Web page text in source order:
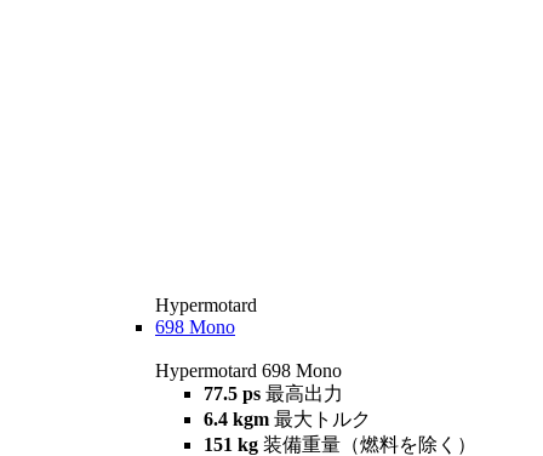
Hypermotard
698 Mono
Hypermotard 698 Mono
77.5 ps 最高出力
6.4 kgm 最大トルク
151 kg 装備重量（燃料を除く）